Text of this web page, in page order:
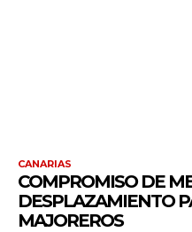
CANARIAS
COMPROMISO DE
DESPLAZAMIENTO
MAJOREROS